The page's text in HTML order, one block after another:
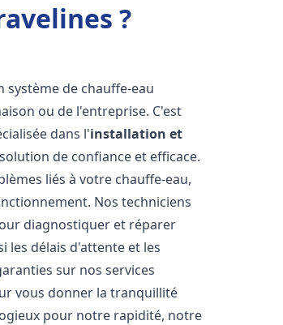
?
système de chauffe-eau
ou de l'entreprise. C'est
dans l'installation et
de confiance et efficace.
liés à votre chauffe-eau,
Nos techniciens
diagnostiquer et réparer
les délais d'attente et les
sur nos services
vous donner la tranquillité
pour notre rapidité, notre